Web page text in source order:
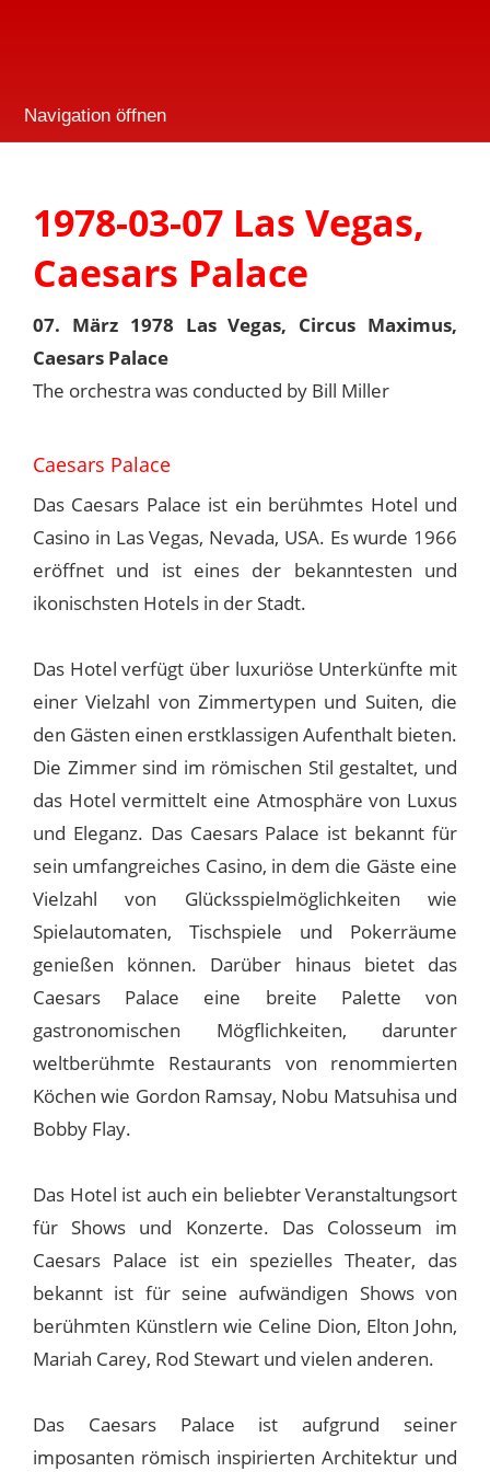
Navigation öffnen
1978-03-07 Las Vegas,
Caesars Palace
07. März 1978 Las Vegas, Circus Maximus,
Caesars Palace
The orchestra was conducted by Bill Miller
Caesars Palace
Das Caesars Palace ist ein berühmtes Hotel und
Casino in Las Vegas, Nevada, USA. Es wurde 1966
eröffnet und ist eines der bekanntesten und
ikonischsten Hotels in der Stadt.
Das Hotel verfügt über luxuriöse Unterkünfte mit
einer Vielzahl von Zimmertypen und Suiten, die
den Gästen einen erstklassigen Aufenthalt bieten.
Die Zimmer sind im römischen Stil gestaltet, und
das Hotel vermittelt eine Atmosphäre von Luxus
und Eleganz. Das Caesars Palace ist bekannt für
sein umfangreiches Casino, in dem die Gäste eine
Vielzahl von Glücksspielmöglichkeiten wie
Spielautomaten, Tischspiele und Pokerräume
genießen können. Darüber hinaus bietet das
Caesars Palace eine breite Palette von
gastronomischen Mögflichkeiten, darunter
weltberühmte Restaurants von renommierten
Köchen wie Gordon Ramsay, Nobu Matsuhisa und
Bobby Flay.
Das Hotel ist auch ein beliebter Veranstaltungsort
für Shows und Konzerte. Das Colosseum im
Caesars Palace ist ein spezielles Theater, das
bekannt ist für seine aufwändigen Shows von
berühmten Künstlern wie Celine Dion, Elton John,
Mariah Carey, Rod Stewart und vielen anderen.
Das Caesars Palace ist aufgrund seiner
imposanten römisch inspirierten Architektur und